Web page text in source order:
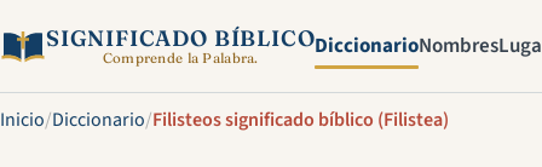
SIGNIFICADO BÍBLICO
Comprende la Palabra. DiccionarioNombres
Inicio/Diccionario/Filisteos significado bíblico (Filistea)